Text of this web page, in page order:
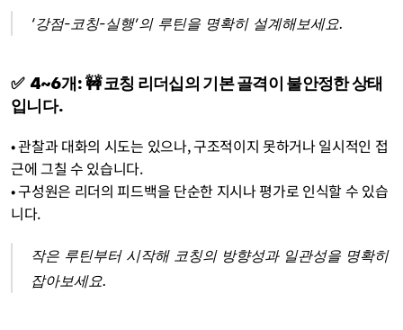
‘강점-코칭-실행’의 루틴을 명확히 설계해보세요.
✅  4~6개: 🚧 코칭 리더십의 기본 골격이 불안정한 상태
입니다.
• 관찰과 대화의 시도는 있으나, 구조적이지 못하거나 일시적인 접
근에 그칠 수 있습니다.
• 구성원은 리더의 피드백을 단순한 지시나 평가로 인식할 수 있습
니다.
작은 루틴부터 시작해 코칭의 방향성과 일관성을 명확히
잡아보세요.